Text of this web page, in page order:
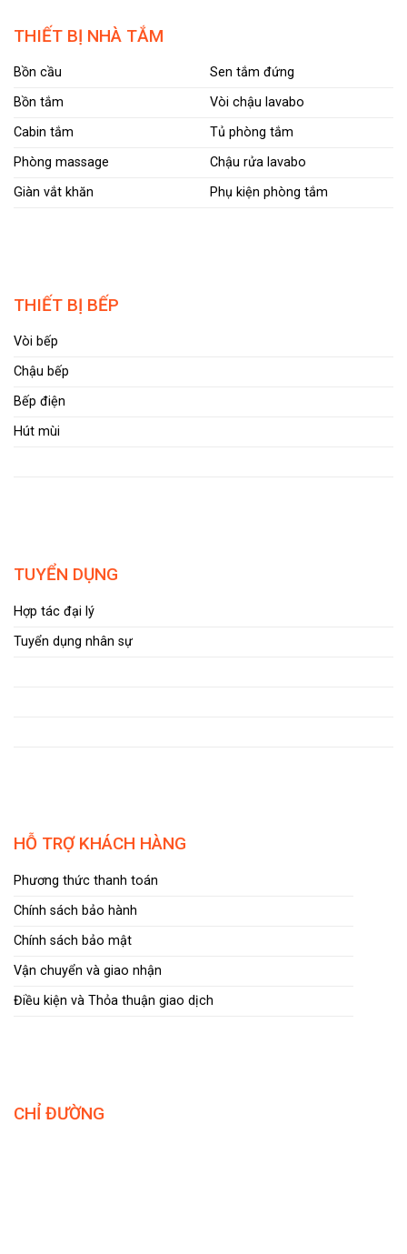
THIẾT BỊ NHÀ TẮM
Bồn cầu
Sen tắm đứng
Bồn tắm
Vòi chậu lavabo
Cabin tắm
Tủ phòng tắm
Phòng massage
Chậu rửa lavabo
Giàn vắt khăn
Phụ kiện phòng tắm
THIẾT BỊ BẾP
Vòi bếp
Chậu bếp
Bếp điện
Hút mùi
TUYỂN DỤNG
Hợp tác đại lý
Tuyển dụng nhân sự
HỖ TRỢ KHÁCH HÀNG
Phương thức thanh toán
Chính sách bảo hành
Chính sách bảo mật
Vận chuyển và giao nhận
Điều kiện và Thỏa thuận giao dịch
CHỈ ĐƯỜNG